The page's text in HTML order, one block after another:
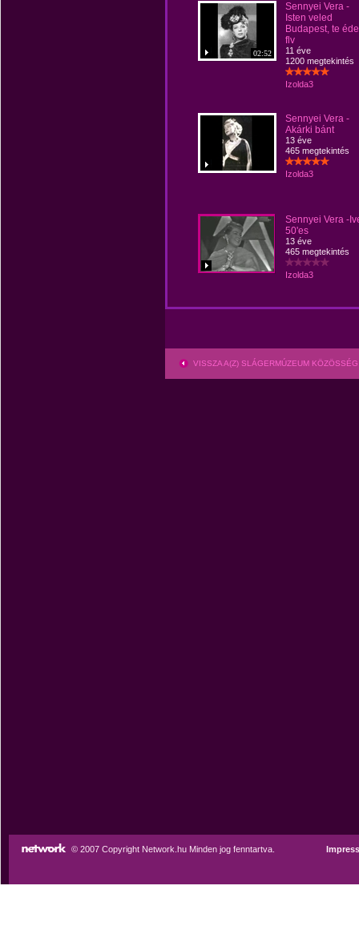
02:52
Sennyei Vera -
Isten veled
Budapest, te
flv
11 éve
1200 megtekintés
Izolda3
Sennyei Vera -
Akárki bánt
13 éve
465 megtekintés
Izolda3
Sennyei Vera -
50'es
13 éve
465 megtekintés
Izolda3
VISSZA A(Z) SLÁGERMÚZEUM
© 2007 Copyright Network.hu Minden jog fenntartva.